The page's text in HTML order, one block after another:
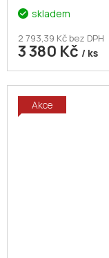
skladem
2 793,39 Kč bez DPH
3 380 Kč / ks
Akce